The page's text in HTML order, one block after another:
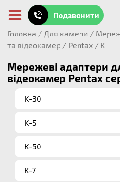
Подзвонити
Головна / Для камери /
та відеокамер / Pentax / K
Мережеві адаптери
відеокамер Pentax
K-30
K-5
K-50
K-7